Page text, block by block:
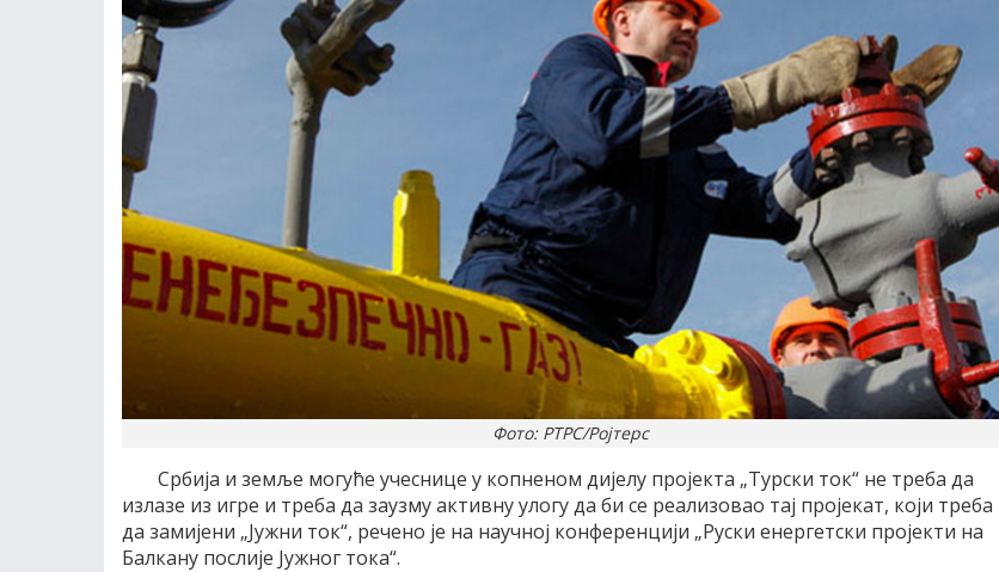
Фото: РТРС/Ројтерс
Србија и земље могуће учеснице у копненом дијелу пројекта „Турски ток“ не треба да
излазе из игре и треба да заузму активну улогу да би се реализовао тај пројекат, који треба
да замијени „Јужни ток“, речено је на научној конференцији „Руски енергетски пројекти на
Балкану послије Јужног тока“.